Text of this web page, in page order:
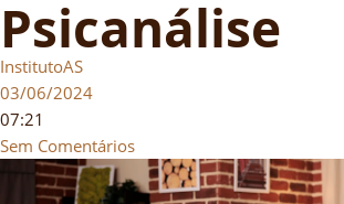
Psicanálise
InstitutoAS
03/06/2024
07:21
Sem Comentários